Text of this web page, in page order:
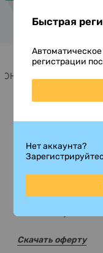
23 000 рублей
Для
за исключением
Скачать оферту
Быстрая
регистрации
Нет аккаунта?